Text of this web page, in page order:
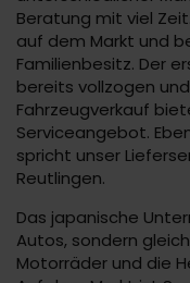
Beratung mit viel
auf dem Markt und
Familienbesitz. Der
bereits vollzogen
Fahrzeugverkauf
Serviceangebot.
spricht unser
Reutlingen.
Das japanische
Autos, sondern
Motorräder und die